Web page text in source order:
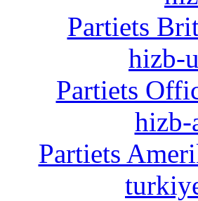
Partiets
hizb-
Partiets
hizb-
Partiets